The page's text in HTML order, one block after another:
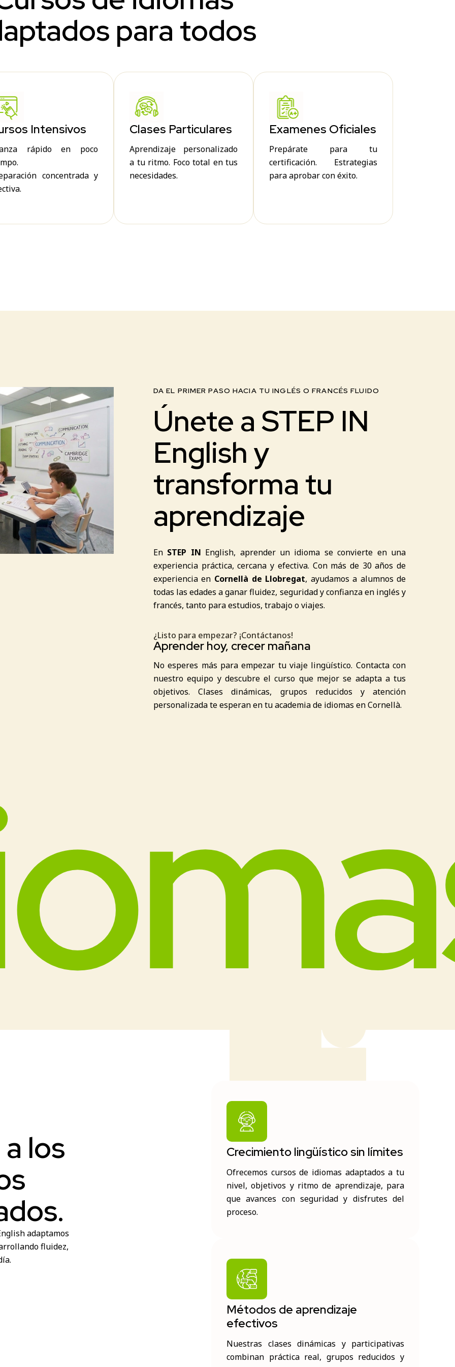
para todos
Intensivos
rápido en poco
concentrada y
Clases Particulares
Aprendizaje personalizado
a tu ritmo. Foco total en tus
necesidades.
Examenes Oficiales
Prepárate para tu
certificación. Estrategias
para aprobar con éxito.
DA EL PRIMER PASO HACIA TU INGLÉS O FRANCÉS FLUIDO
Únete a STEP IN
English y
transforma tu
aprendizaje
En STEP IN English, aprender un idioma se convierte en una
experiencia práctica, cercana y efectiva. Con más de 30 años de
experiencia en Cornellà de Llobregat, ayudamos a alumnos de
todas las edades a ganar fluidez, seguridad y confianza en inglés y
francés, tanto para estudios, trabajo o viajes.
¿Listo para empezar? ¡Contáctanos!
Aprender hoy, crecer mañana
No esperes más para empezar tu viaje lingüístico. Contacta con
nuestro equipo y descubre el curso que mejor se adapta a tus
objetivos. Clases dinámicas, grupos reducidos y atención
personalizada te esperan en tu academia de idiomas en Cornellà.
oma
los
adaptamos
fluidez,
Crecimiento lingüístico sin límites
Ofrecemos cursos de idiomas adaptados a tu
nivel, objetivos y ritmo de aprendizaje, para
que avances con seguridad y disfrutes del
proceso.
Métodos de aprendizaje
efectivos
Nuestras clases dinámicas y participativas
combinan práctica real, grupos reducidos y